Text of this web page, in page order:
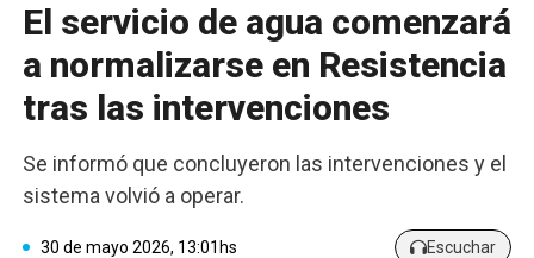
El servicio de agua comenzará
a normalizarse en Resistencia
tras las intervenciones
Se informó que concluyeron las intervenciones y el
sistema volvió a operar.
30 de mayo 2026, 13:01hs Escuchar